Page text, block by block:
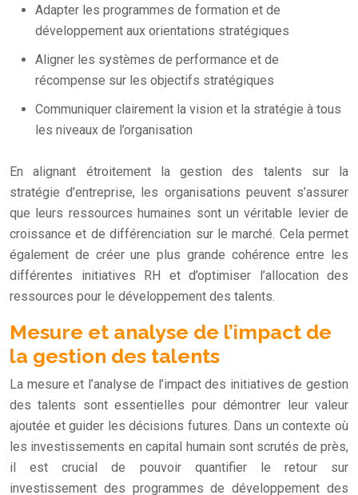
Adapter les programmes de formation et de
développement aux orientations stratégiques
Aligner les systèmes de performance et de
récompense sur les objectifs stratégiques
Communiquer clairement la vision et la stratégie à tous
les niveaux de l’organisation
En alignant étroitement la gestion des talents sur la
stratégie d’entreprise, les organisations peuvent s’assurer
que leurs ressources humaines sont un véritable levier de
croissance et de différenciation sur le marché. Cela permet
également de créer une plus grande cohérence entre les
différentes initiatives RH et d’optimiser l’allocation des
ressources pour le développement des talents.
Mesure et analyse de l’impact de
la gestion des talents
La mesure et l’analyse de l’impact des initiatives de gestion
des talents sont essentielles pour démontrer leur valeur
ajoutée et guider les décisions futures. Dans un contexte où
les investissements en capital humain sont scrutés de près,
il est crucial de pouvoir quantifier le retour sur
investissement des programmes de développement des